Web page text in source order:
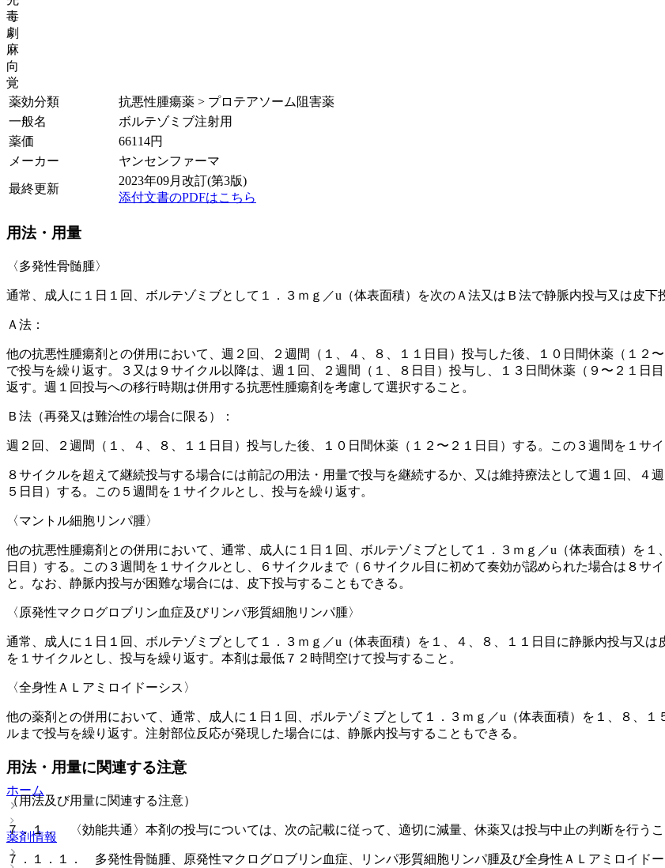
毒
劇
麻
向
覚
薬効分類
抗悪性腫瘍薬 > プロテアソーム阻害薬
一般名
ボルテゾミブ注射用
薬価
66114円
メーカー
ヤンセンファーマ
最終更新
2023年09月改訂(第3版)
添付文書のPDFはこちら
用法・用量
〈多発性骨髄腫〉
通常、成人に１日１回、ボルテゾミブとして１．３ｍｇ／u（体表面積）を次のＡ法又はＢ法で静脈内投与又は皮下
Ａ法：
他の抗悪性腫瘍剤との併用において、週２回、２週間（１、４、８、１１日目）投与した後、１０日間休薬（１２
で投与を繰り返す。３又は９サイクル以降は、週１回、２週間（１、８日目）投与し、１３日間休薬（９〜２１日
返す。週１回投与への移行時期は併用する抗悪性腫瘍剤を考慮して選択すること。
Ｂ法（再発又は難治性の場合に限る）：
週２回、２週間（１、４、８、１１日目）投与した後、１０日間休薬（１２〜２１日目）する。この３週間を１サイ
８サイクルを超えて継続投与する場合には前記の用法・用量で投与を継続するか、又は維持療法として週１回、４
５日目）する。この５週間を１サイクルとし、投与を繰り返す。
〈マントル細胞リンパ腫〉
他の抗悪性腫瘍剤との併用において、通常、成人に１日１回、ボルテゾミブとして１．３ｍｇ／u（体表面積）を
日目）する。この３週間を１サイクルとし、６サイクルまで（６サイクル目に初めて奏効が認められた場合は８サ
と。なお、静脈内投与が困難な場合には、皮下投与することもできる。
〈原発性マクログロブリン血症及びリンパ形質細胞リンパ腫〉
通常、成人に１日１回、ボルテゾミブとして１．３ｍｇ／u（体表面積）を１、４、８、１１日目に静脈内投与又
を１サイクルとし、投与を繰り返す。本剤は最低７２時間空けて投与すること。
〈全身性ＡＬアミロイドーシス〉
他の薬剤との併用において、通常、成人に１日１回、ボルテゾミブとして１．３ｍｇ／u（体表面積）を１、８、
ルまで投与を繰り返す。注射部位反応が発現した場合には、静脈内投与することもできる。
用法・用量に関連する注意
（用法及び用量に関連する注意）
７．１． 〈効能共通〉本剤の投与については、次の記載に従って、適切に減量、休薬又は投与中止の判断を行うこ
７．１．１． 多発性骨髄腫、原発性マクログロブリン血症、リンパ形質細胞リンパ腫及び全身性ＡＬアミロイドー
ホーム
薬剤情報